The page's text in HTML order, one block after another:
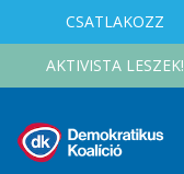
CSATLAKOZZ
AKTIVISTA LESZEK!